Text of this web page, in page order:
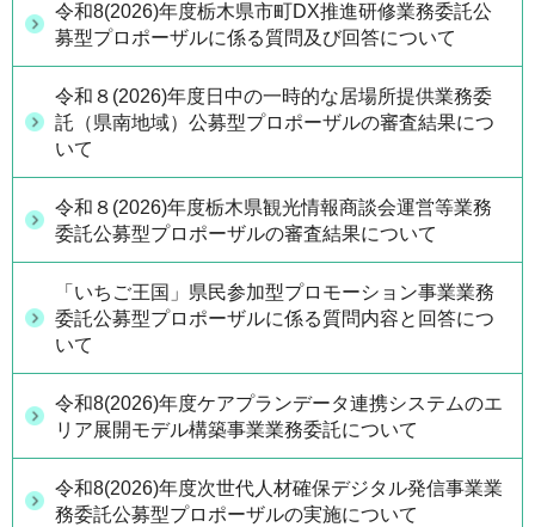
令和8(2026)年度栃木県市町DX推進研修業務委託公
募型プロポーザルに係る質問及び回答について
令和８(2026)年度日中の一時的な居場所提供業務委
託（県南地域）公募型プロポーザルの審査結果につ
いて
令和８(2026)年度栃木県観光情報商談会運営等業務
委託公募型プロポーザルの審査結果について
「いちご王国」県民参加型プロモーション事業業務
委託公募型プロポーザルに係る質問内容と回答につ
いて
令和8(2026)年度ケアプランデータ連携システムのエ
リア展開モデル構築事業業務委託について
令和8(2026)年度次世代人材確保デジタル発信事業業
務委託公募型プロポーザルの実施について